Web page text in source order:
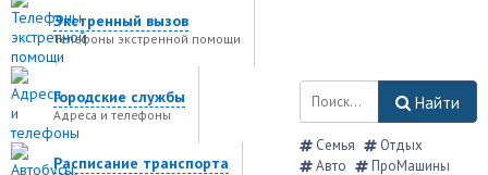
Экстренный вызов
Телефоны экстренной помощи
Городские службы
Адреса и телефоны
Расписание транспорта
Найти
Семья
Отдых
Авто
ПроМашины